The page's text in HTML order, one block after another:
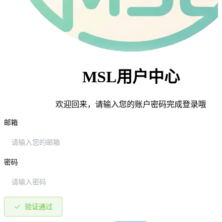
MSL用户中心
欢迎回来，请输入您的账户密码完成登录哦
邮箱
密码
验证通过